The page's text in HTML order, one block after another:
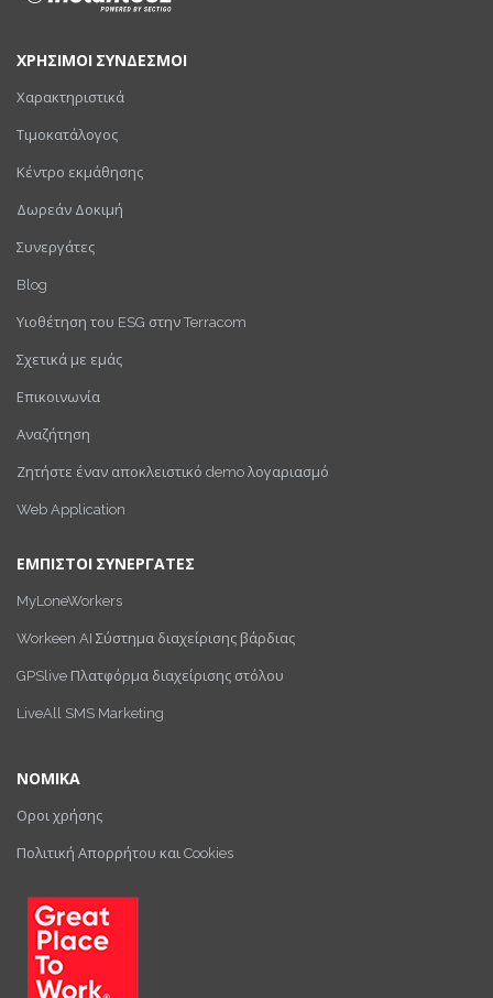
ΧΡΗΣΙΜΟΙ ΣΥΝΔΕΣΜΟΙ
Χαρακτηριστικά
Τιμοκατάλογος
Κέντρο εκμάθησης
Δωρεάν Δοκιμή
Συνεργάτες
Blog
Υιοθέτηση του ESG στην Terracom
Σχετικά με εμάς
Επικοινωνία
Αναζήτηση
Ζητήστε έναν αποκλειστικό demo λογαριασμό
Web Application
ΕΜΠΙΣΤΟΙ ΣΥΝΕΡΓΑΤΕΣ
MyLoneWorkers
Workeen AI Σύστημα διαχείρισης βάρδιας
GPSlive Πλατφόρμα διαχείρισης στόλου
LiveAll SMS Marketing
ΝΟΜΙΚΑ
Οροι χρήσης
Πολιτική Απορρήτου και Cookies